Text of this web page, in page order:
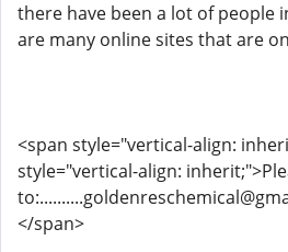
there have been a lot of people
are many online sites that are
<span style="vertical-align:
style="vertical-align:
</span>